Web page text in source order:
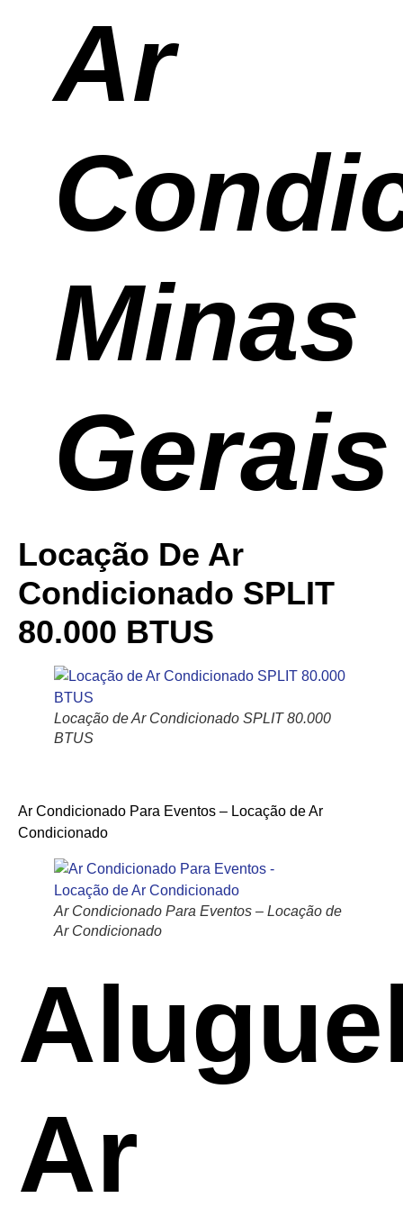
Ar
Minas
Gerais
Locação De Ar
Condicionado SPLIT
80.000 BTUS
Locação de Ar Condicionado SPLIT 80.000
BTUS
Ar Condicionado Para Eventos – Locação de Ar
Condicionado
Ar Condicionado Para Eventos – Locação de
Ar Condicionado
Ar